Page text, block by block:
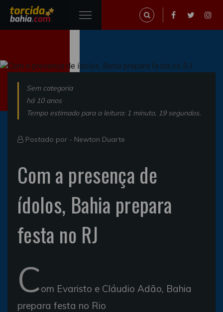
Sem categoria
há 10 anos
Tempo estimado para a leitura: 1 minuto, 19 segundos.
Postado por - Newton Duarte
Com a presença de
ídolos, Bahia prepara
festa no RJ
Com Evaristo e Cláudio Adão, Bahia
prepara festa no Rio